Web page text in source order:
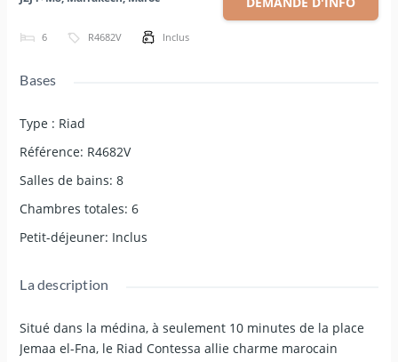
6 R4682V Inclus
Bases
Type : Riad
Référence: R4682V
Salles de bains: 8
Chambres totales: 6
Petit-déjeuner: Inclus
La description
Situé dans la médina, à seulement 10 minutes de la place
Jemaa el-Fna, le Riad Contessa allie charme marocain